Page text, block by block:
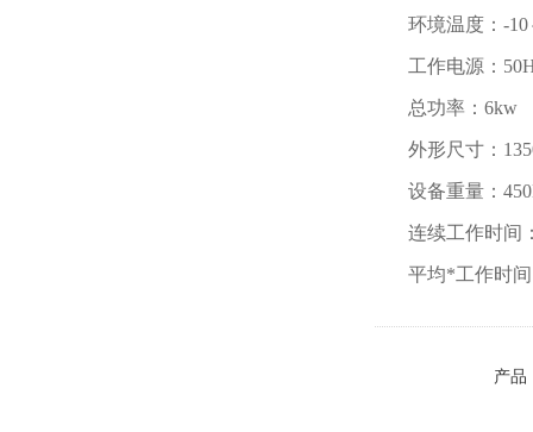
环境温度：-
工作电源：
总功率：6kw
外形尺寸：
设备重量：
连续工作时间
平均*工作时
产品